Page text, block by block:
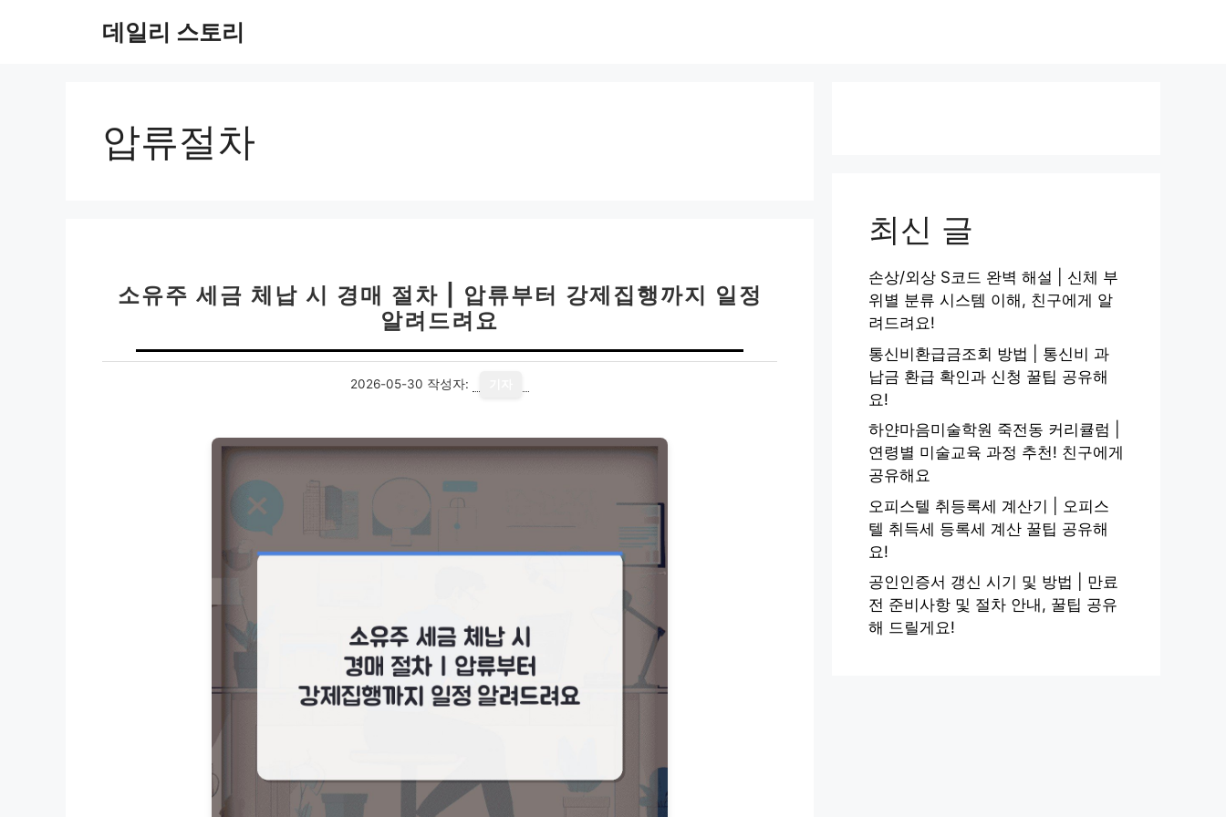
데일리 스토리
압류절차
소유주 세금 체납 시 경매 절차 | 압류부터 강제집행까지 일정
알려드려요
2026-05-30 작성자:
최신 글
손상/외상 S코드 완벽 해설 | 신체 부
위별 분류 시스템 이해, 친구에게 알
려드려요!
통신비환급금조회 방법 | 통신비 과
납금 환급 확인과 신청 꿀팁 공유해
요!
하얀마음미술학원 죽전동 커리큘럼 |
연령별 미술교육 과정 추천! 친구에게
공유해요
오피스텔 취등록세 계산기 | 오피스
텔 취득세 등록세 계산 꿀팁 공유해
요!
공인인증서 갱신 시기 및 방법 | 만료
전 준비사항 및 절차 안내, 꿀팁 공유
해 드릴게요!